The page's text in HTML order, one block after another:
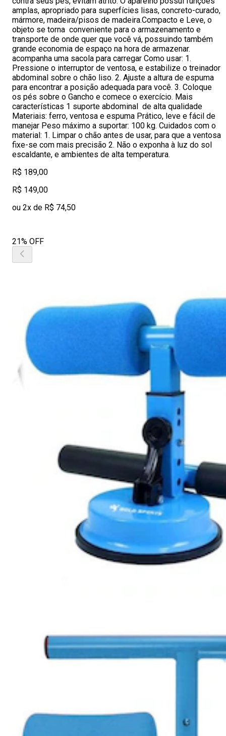
amplas, apropriado para superfícies lisas, concreto-curado,
mármore, madeira/pisos de madeira.Compacto e Leve, o
objeto se torna conveniente para o armazenamento e
transporte de onde quer que você vá, possuindo também
grande economia de espaço na hora de armazenar.
acompanha uma sacola para carregar Como usar: 1.
Pressione o interruptor de ventosa, e estabilize o treinador
abdominal sobre o chão liso. 2. Ajuste a altura de espuma
para encontrar a posição adequada para você. 3. Coloque
os pés sobre o Gancho e comece o exercício. Mais
características 1 suporte abdominal de alta qualidade
Materiais: ferro, ventosa e espuma Prático, leve e fácil de
manejar Peso máximo a suportar: 100 kg. Cuidados com o
material: 1. Limpar o chão antes de usar, para que a ventosa
fixe-se com mais precisão 2. Não o exponha à luz do sol
escaldante, e ambientes de alta temperatura.
R$ 189,00
R$ 149,00
ou 2x de R$ 74,50
21% OFF